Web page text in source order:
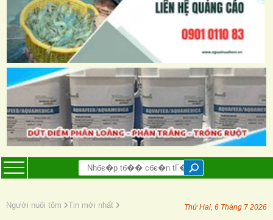
Người nuôi tôm Tin mới nhất Thứ Hai, 6 Tháng 7 2026